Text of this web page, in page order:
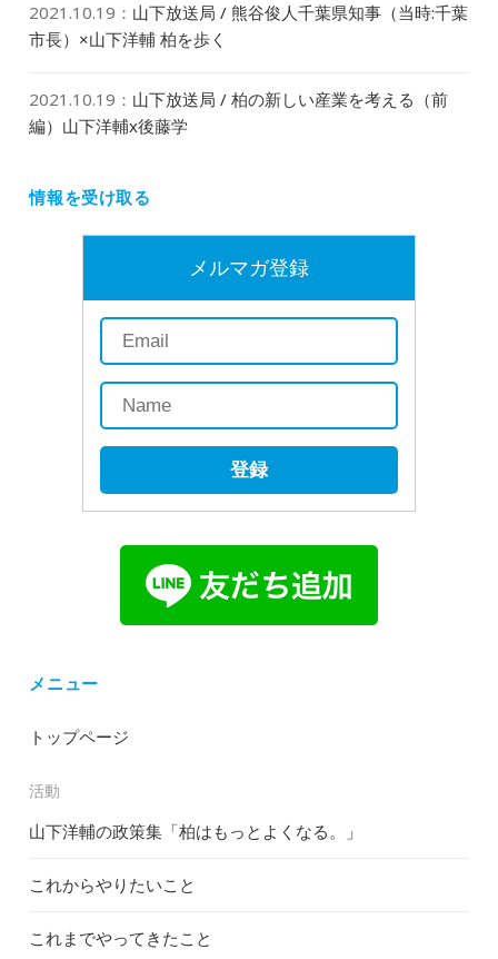
2021.10.19 ： 山下放送局 / 熊谷俊人千葉県知事（当時:千葉
市長）×山下洋輔 柏を歩く
2021.10.19 ： 山下放送局 / 柏の新しい産業を考える（前
編）山下洋輔x後藤学
情報を受け取る
メルマガ登録
登録
メニュー
トップページ
活動
山下洋輔の政策集「柏はもっとよくなる。」
これからやりたいこと
これまでやってきたこと